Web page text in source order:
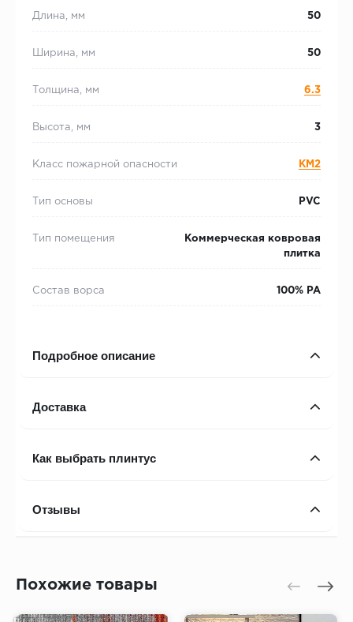
Длина, мм 50
Ширина, мм 50
Толщина, мм 6.3
Высота, мм 3
Класс пожарной опасности КМ2
Тип основы PVC
Тип помещения
Коммерческая ковровая
плитка
Состав ворса 100% PA
Подробное описание
Доставка
Как выбрать плинтус
Отзывы
Похожие товары